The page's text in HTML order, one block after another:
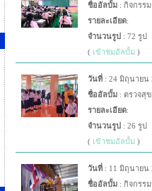
ชื่ออัลบั้ม : กิจกรร
รายละเอียด:
จำนวนรูป : 72 รูป
( เข้าชมอัลบั้ม )
วันที่ : 24 มิถุนายน
ชื่ออัลบั้ม : ตรวจสุ
รายละเอียด:
จำนวนรูป : 26 รูป
( เข้าชมอัลบั้ม )
วันที่ : 11 มิถุนายน
ชื่ออัลบั้ม : กิจกรร